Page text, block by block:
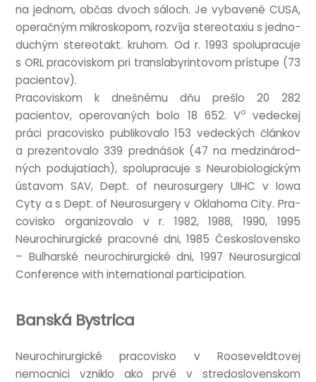
na jed­nom, občas dvoch sáloch. Je vybavené CUSA,
oper­ačným mik­rosko­pom, rozvíja ste­reo­taxiu s jed­no­
duch­ým ste­reo­takt. kruhom. Od r. 1993 spo­luprac­uje
s ORL pra­cov­iskom pri translabyrinto­vom prís­tupe (73
pacientov).
Pra­cov­iskom k dnešnému dňu prešlo 20 282
pacientov, oper­ovaných bolo 18 652. Vovedeck­ej
práci pra­cov­isko pub­likovalo 153 vedeck­ých článkov
a prezentovalo 339 pred­nášok (47 na medz­inárod­
ných podu­ja­tiach), spo­luprac­uje s Neuro­bi­o­lo­gick­ým
ústa­vom SAV, Dept. of neurosur­gery UIHC v Iowa
Cyty a s Dept. of Neurosur­gery v Oklahoma City. Pra­
cov­isko organizovalo v r. 1982, 1988, 1990, 1995
Neurochirur­gické pra­cov­né dni, 1985 Českoslov­ensko
– Bul­harské neurochirur­gické dni, 1997 Neurosur­gic­al
Con­fer­ence with inter­na­tion­al participation.
Banská Bystrica
Neurochirur­gické pra­cov­isko v Rooseveldtovej
nemoc­nici vznik­lo ako prvé v stredoslov­enskom